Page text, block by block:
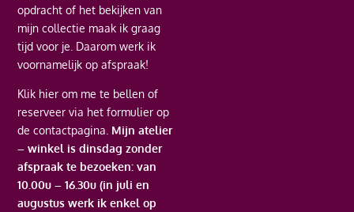
opdracht of het bekijken van
mijn collectie maak ik graag
tijd voor je. Daarom werk ik
voornamelijk op afspraak!
Klik hier om me te bellen of
reserveer via het formulier op
de contactpagina. Mijn atelier
– winkel is dinsdag zonder
afspraak te bezoeken: van
10.00u – 16.30u (in juli en
augustus werk ik enkel op